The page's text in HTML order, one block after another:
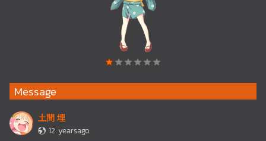
Message
土間 埋
12 yearsago